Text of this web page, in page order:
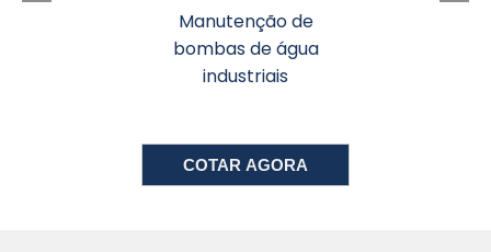
Adicionalmente, a durabilidade das bombas é
um dos fatores mais importantes para
empresas que buscam uma solução a longo
se adapta às mais diversas condições de
uso sem comprometer seu desempenho. Isso
Manutenção de
bombas de água
industriais
COTAR AGORA